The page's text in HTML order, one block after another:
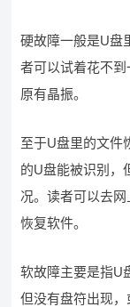
硬故障一般是U盘
者可以试着花不
原有晶振。
至于U盘里的文件
的U盘能被识别，
况。读者可以去
恢复软件。
软故障主要是指U
但没有盘符出现